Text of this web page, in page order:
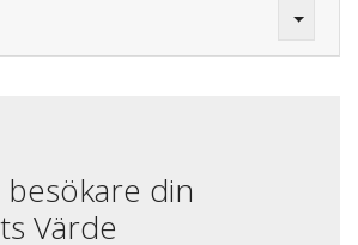
besökare din
Värde